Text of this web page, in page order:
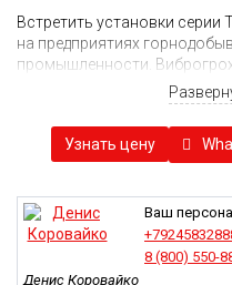
Встретить установки серии
на предприятиях
промышленности.
конечных стадиях
проверки его
обезвоживания различных
рудных материалов,
промышленного
Все установки для
конструкцией и
различаются только
диапазоном фракционного
Узнать цену
Ваш
8 (800) 550-
Денис Коровайко